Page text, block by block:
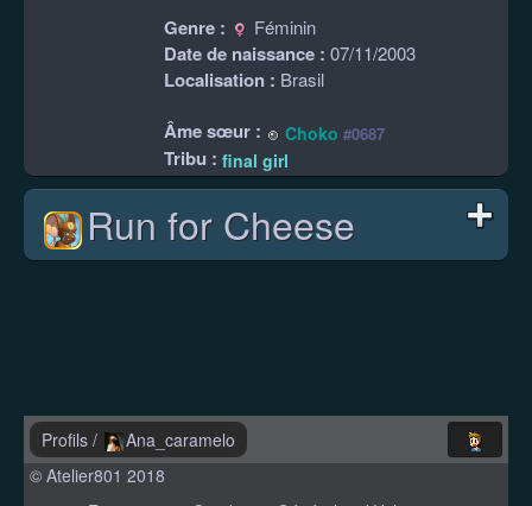
Genre :
Féminin
Date de naissance : 07/11/2003
Localisation : Brasil
Âme sœur : Choko #0687
Tribu : final girl
Run for Cheese
Profils /
Ana_caramelo
© Atelier801 2018